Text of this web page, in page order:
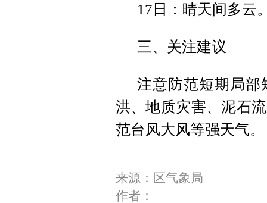
17日：晴天间多云
三、关注建议
注意防范短期局部
洪、地质灾害、泥石
范台风大风等强天气。
来源：区气象局
作者：